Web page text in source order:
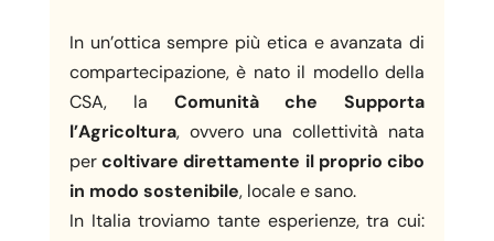
In un’ottica sempre più etica e avanzata di
compartecipazione, è nato il modello della
CSA, la Comunità che Supporta
l’Agricoltura, ovvero una collettività nata
percoltivare direttamente il proprio cibo
in modo sostenibile, locale e sano.
In Italia troviamo tante esperienze, tra cui: